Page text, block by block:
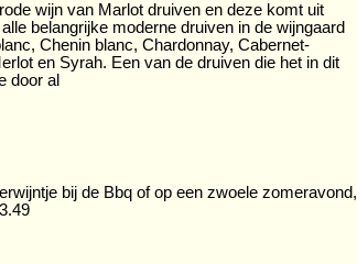
wijn van Marlot druiven en deze komt uit
belangrijke moderne druiven in de wijngaard
Chenin blanc, Chardonnay, Cabernet-
en Syrah. Een van de druiven die het in dit
door al
bij de Bbq of op een zwoele zomeravond,